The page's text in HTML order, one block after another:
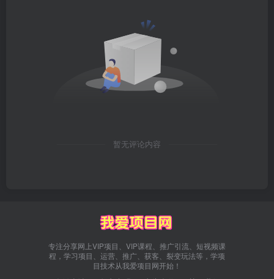
暂无评论内容
专注分享网上VIP项目、VIP课程、推广引流、短视频课
程，学习项目、运营、推广、获客、裂变玩法等，学项
目技术从我爱项目网开始！